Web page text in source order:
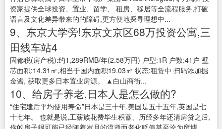
资家提供全球投资、置业、留学、 租房、移居等全流程服务,打破
语言及文化差异带来的的障碍,更方便地探寻理想中...
9、东京大学旁!东京文京区68万投资公寓,三
田线车站4
固都税(房产税):约1,289RMB/年(2.58万円) 户型:1R 户数:41户 壁
芯面积:14.31㎡,相当于国内面积19.03㎡ 状态:租赁中 扫码添加掘
金酱, 获取更多日本置业房源。 ▲白山商街...
10、给房子养老,日本人是怎么做的?
“住宅建后平均使用寿命”日本是三十年,美国是五十五年,英国是七
十七年。 也就是说,工薪族花费毕生积蓄、历经多年还清房贷之后,